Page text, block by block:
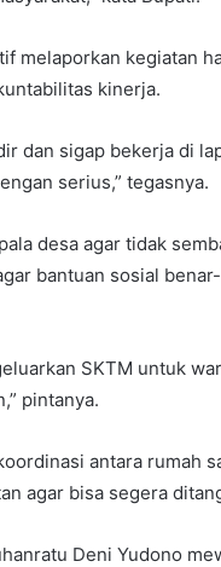
melaporkan kegiatan
kinerja.
dan sigap bekerja di
serius,” tegasnya.
desa agar tidak
bantuan sosial
SKTM untuk
pintanya.
antara rumah
agar bisa segera
Deni Yudono